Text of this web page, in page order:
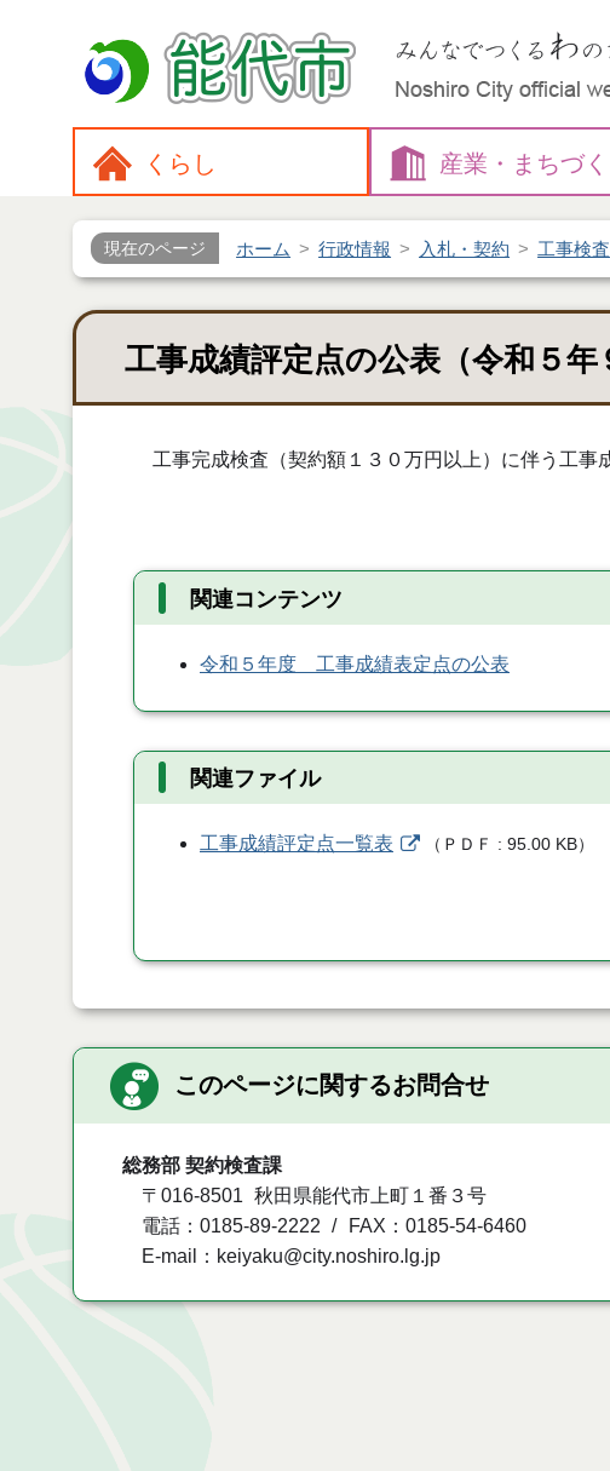
くらし 産業・ まちづく
現在のページ ホーム 行政情報 入札・契約 工事検査
工事成績評定点の公表（令和５年
工事完成検査（契約額１３０万円以上）に伴う工事
関連コンテンツ
令和５年度 工事成績表定点の公表
関連ファイル
工事成績評定点一覧表 （ ＰＤＦ 95.00 KB）
このページに関するお問合せ
総務部 契約検査課
〒016-8501
秋田県能代市上町１番３号
電話：0185-89-2222
FAX：0185-54-6460
E-mail：keiyaku@city.noshiro.lg.jp